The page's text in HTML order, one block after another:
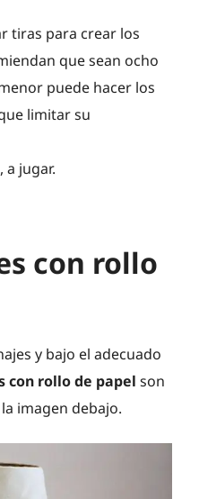
tiras para crear los
que sean ocho
puede hacer los
limitar su
a jugar.
con rollo
y bajo el adecuado
con rollo de papel son
imagen debajo.